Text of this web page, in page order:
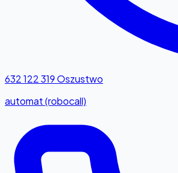
632 122 319Oszustwo
automat (robocall)